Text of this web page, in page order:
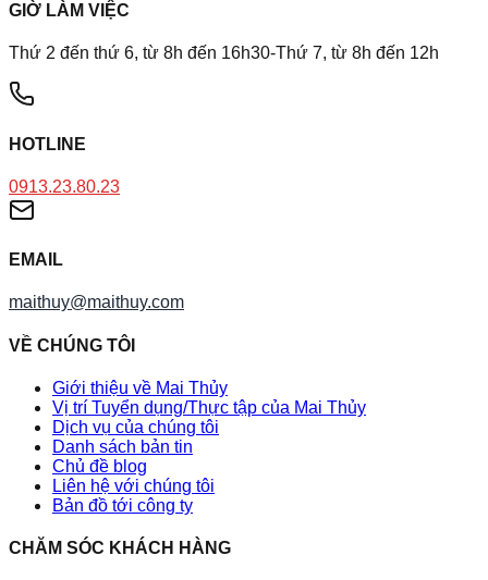
GIỜ LÀM VIỆC
Thứ 2 đến thứ 6, từ 8h đến 16h30-Thứ 7, từ 8h đến 12h
HOTLINE
0913.23.80.23
EMAIL
maithuy@maithuy.com
VỀ CHÚNG TÔI
Giới thiệu về Mai Thủy
Vị trí Tuyển dụng/Thực tập của Mai Thủy
Dịch vụ của chúng tôi
Danh sách bản tin
Chủ đề blog
Liên hệ với chúng tôi
Bản đồ tới công ty
CHĂM SÓC KHÁCH HÀNG